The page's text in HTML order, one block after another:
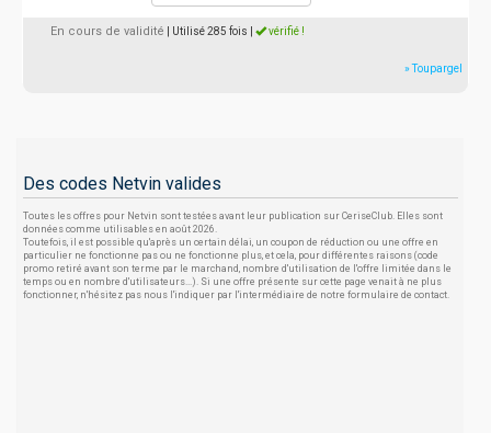
En cours de validité | Utilisé 285 fois vérifié !
» Toupargel
Des codes Netvin valides
Toutes les offres pour Netvin sont testées avant leur publication sur CeriseClub. Elles sont
données comme utilisables en août 2026.
Toutefois, il est possible qu'après un certain délai, un coupon de réduction ou une offre en
particulier ne fonctionne pas ou ne fonctionne plus, et cela, pour différentes raisons (code
promo retiré avant son terme par le marchand, nombre d'utilisation de l'offre limitée dans le
temps ou en nombre d'utilisateurs...). Si une offre présente sur cette page venait à ne plus
fonctionner, n'hésitez pas nous l'indiquer par l'intermédiaire de notre formulaire de contact.